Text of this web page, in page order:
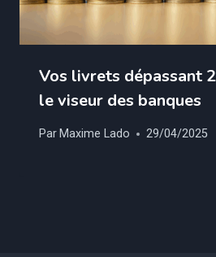
Vos livrets dépassant
le viseur des banques
Par Maxime Lado 29/04/2025